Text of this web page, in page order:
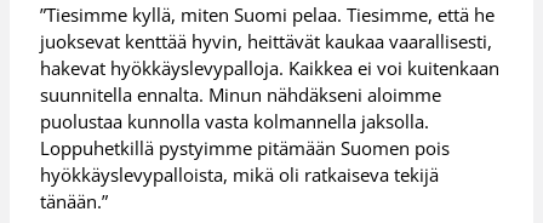
”Tiesimme kyllä, miten Suomi pelaa. Tiesimme, että he
juoksevat kenttää hyvin, heittävät kaukaa vaarallisesti,
hakevat hyökkäyslevypalloja. Kaikkea ei voi kuitenkaan
suunnitella ennalta. Minun nähdäkseni aloimme
puolustaa kunnolla vasta kolmannella jaksolla.
Loppuhetkillä pystyimme pitämään Suomen pois
hyökkäyslevypalloista, mikä oli ratkaiseva tekijä
tänään.”